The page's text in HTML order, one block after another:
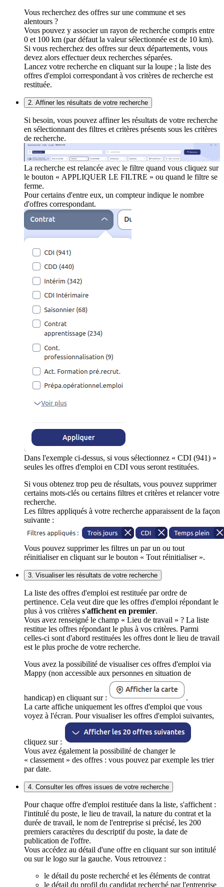
Vous recherchez des offres sur une commune et ses
alentours ?
Vous pouvez y associer un rayon de recherche compris entre
0 et 100 km (par défaut la valeur sélectionnée est de 10 km).
Si vous recherchez des offres sur deux départements, vous
devez alors effectuer deux recherches séparées.
Lancez votre recherche en cliquant sur la loupe ; la liste des
offres d'emploi correspondant à vos critères de recherche est
restituée.
2. Affiner les résultats de votre recherche
Si besoin, vous pouvez affiner les résultats de votre recherche
en sélectionnant des filtres et critères présents sous les critères
de recherche.
La recherche est relancée avec le filtre quand vous cliquez sur
le bouton « APPLIQUER LE FILTRE » ou quand le filtre se
ferme.
Pour certains d'entre eux, un compteur indique le nombre
d'offres correspondant.
Dans l'exemple ci-dessus, si vous sélectionnez « CDI (941) »
seules les offres d'emploi en CDI vous seront restituées.
Si vous obtenez trop peu de résultats, vous pouvez supprimer
certains mots-clés ou certains filtres et critères et relancer votre
recherche.
Les filtres appliqués à votre recherche apparaissent de la façon
suivante :
Vous pouvez supprimer les filtres un par un ou tout
réinitialiser en cliquant sur le bouton « Tout réinitialiser ».
3. Visualiser les résultats de votre recherche
La liste des offres d'emploi est restituée par ordre de
pertinence. Cela veut dire que les offres d'emploi répondant le
plus à vos critères s'affichent en premier.
Vous avez renseigné le champ « Lieu de travail » ? La liste
restitue les offres répondant le plus à vos critères. Parmi
celles-ci sont d'abord restituées les offres dont le lieu de travail
est le plus proche de votre recherche.
Vous avez la possibilité de visualiser ces offres d'emploi via
Mappy (non accessible aux personnes en situation de
handicap) en cliquant sur :
.
La carte affiche uniquement les offres d'emploi que vous
voyez à l'écran. Pour visualiser les offres d'emploi suivantes,
cliquez sur :
Vous avez également la possibilité de changer le
« classement » des offres : vous pouvez par exemple les trier
par date.
4. Consulter les offres issues de votre recherche
Pour chaque offre d'emploi restituée dans la liste, s'affichent :
l'intitulé du poste, le lieu de travail, la nature du contrat et la
durée de travail, le nom de l'entreprise si précisé, les 200
premiers caractères du descriptif du poste, la date de
publication de l'offre.
Vous accédez au détail d'une offre en cliquant sur son intitulé
ou sur le logo sur la gauche. Vous retrouvez :
le détail du poste recherché et les éléments de contrat
le détail du profil du candidat recherché par l'entreprise